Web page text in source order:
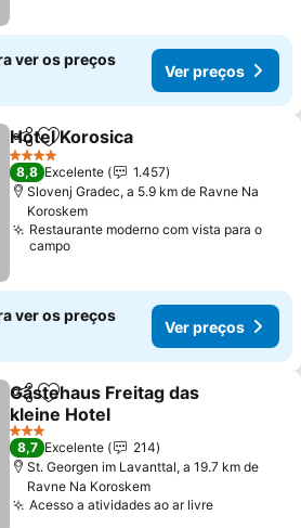
ver os preços
Ver preços
PartilharAdicionar aos favoritos
Hotel Korosica
4 Estrelas
8,8 Excelente
1.457
Slovenj Gradec, a 5.9 km de Ravne Na
Koroskem
Restaurante moderno com vista para o
campo
ver os preços
Ver preços
PartilharAdicionar aos favoritos
Gästehaus Freitag das
kleine Hotel
Ver preços
3 Estrelas
8,7 Excelente
214
St. Georgen im Lavanttal, a 19.7 km de
Ravne Na Koroskem
Acesso a atividades ao ar livreVer preços